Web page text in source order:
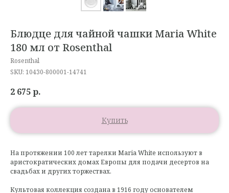
Блюдце для чайной чашки Maria White
180 мл от Rosenthal
Rosenthal
SKU: 10430-800001-14741
2 675р.
Купить
На протяжении 100 лет тарелки Maria White используют в
аристократических домах Европы для подачи десертов на
свадьбах и других торжествах.
Культовая коллекция создана в 1916 году основателем